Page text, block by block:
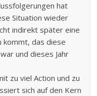
hat
Situation wieder
indirekt später eine
kommt, das diese
und dieses Jahr
zu viel Action und zu
sich auf den Kern